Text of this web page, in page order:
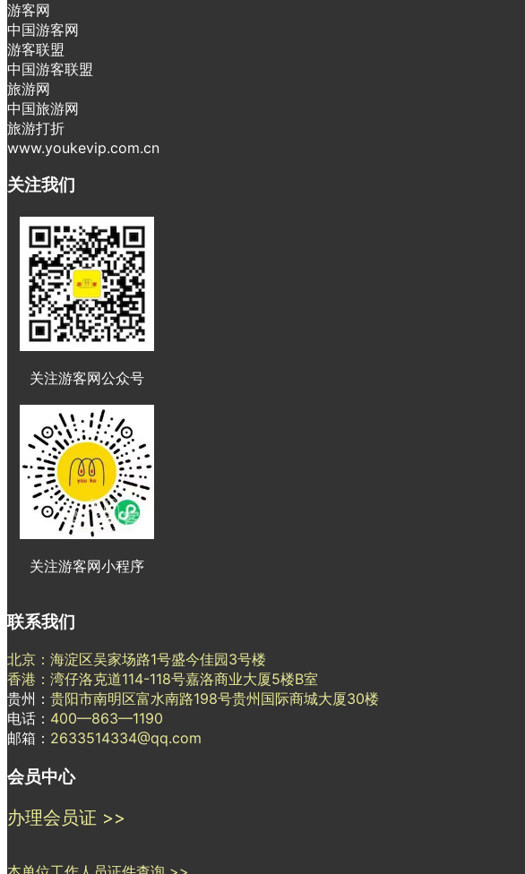
游客网
中国游客网
游客联盟
中国游客联盟
旅游网
中国旅游网
旅游打折
www.youkevip.com.cn
关注我们
关注游客网公众号
关注游客网小程序
联系我们
北京：海淀区吴家场路1号盛今佳园3号楼
香港：湾仔洛克道114-118号嘉洛商业大厦5楼B室
贵州： 贵阳市南明区富水南路198号贵州国际商城大厦30楼
电话： 400—863—1190
邮箱： 2633514334@qq.com
会员中心
办理会员证 >>